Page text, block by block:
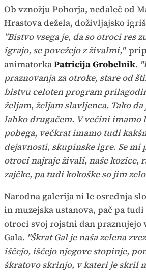
Ob vznožju Pohorja, nedaleč od
Hrastova dežela, doživljajsko
"Bistvo vsega je, da so otroci res
igrajo, se povežejo z živalmi,"
animatorkaPatricija Grobelnik.
praznovanja za otroke, stare od
bistvu celoten program
željam, željam slavljenca. Tako
lahko drugačem. V večini imamo
pobega, večkrat imamo tudi
dejavnosti, skupinske igre. Se mi
otroci najraje živali, naše kozice,
zajčke, pa tudi kokoške so jim
Narodna galerija ni le osrednja
in muzejska ustanova, pač pa
otroci svoj rojstni dan praznujejo
Gala. "Škrat Gal je naša zelena
iščejo, iščejo njegove stopinje,
škratovo skrinjo, v kateri je skril